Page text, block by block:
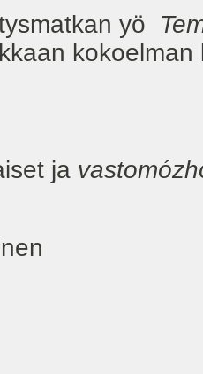
yö
kokoelman
ja